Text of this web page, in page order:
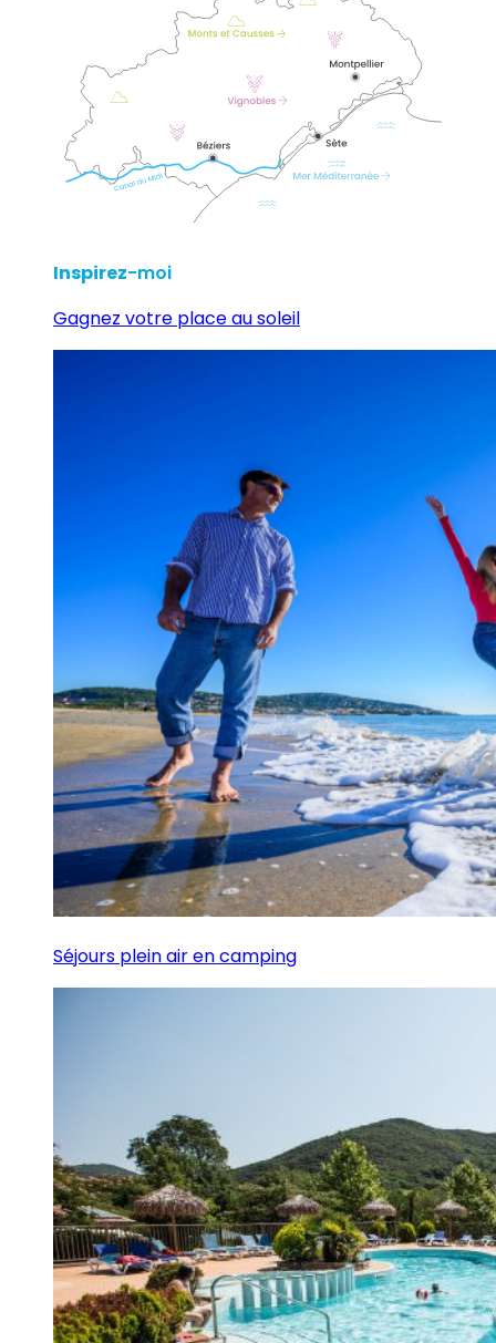
Inspirez-moi
Gagnez votre place au soleil
Séjours plein air en camping